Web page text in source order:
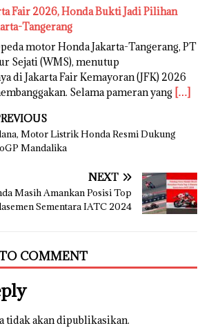
Fair 2026, Honda Bukti Jadi Pilihan
Tangerang
motor Honda Jakarta-Tangerang, PT
Sejati (WMS), menutup
di Jakarta Fair Kemayoran (JFK) 2026
Selama pameran yang […]
Motor Listrik Honda Resmi Dukung
Mandalika
NEXT
Masih Amankan Posisi Top
Sementara IATC 2024
COMMENT
tidak akan dipublikasikan.